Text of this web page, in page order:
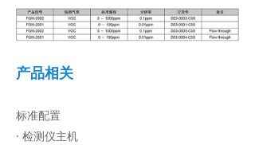
넸加入我们
넸联系我们
产品相关
标准配置
· 检测仪主机